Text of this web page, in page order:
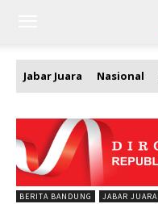
Jabar Juara Nasional
BERITA BANDUNG JABAR JUARA